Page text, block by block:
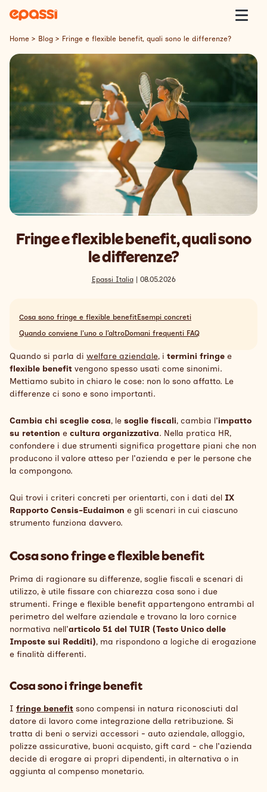
Skip to content
Epassi
Epassi Italia
Welfare
Offerta
Clienti
Insight
Home > Blog > Fringe e flexible benefit, quali sono le differenze?
Fringe e flexible benefit, quali sono
le differenze?
Epassi Italia| 08.05.2026
Cosa sono fringe e flexible benefitEsempi concreti
Quando conviene l’uno o l’altroDomani frequenti FAQ
Quando si parla di welfare aziendale, i termini fringe e
flexible benefit vengono spesso usati come sinonimi.
Mettiamo subito in chiaro le cose: non lo sono affatto. Le
differenze ci sono e sono importanti.
Cambia chi sceglie cosa, le soglie fiscali, cambia l'impatto
su retention e cultura organizzativa. Nella pratica HR,
confondere i due strumenti significa progettare piani che non
producono il valore atteso per l'azienda e per le persone che
la compongono.
Qui trovi i criteri concreti per orientarti, con i dati del IX
Rapporto Censis-Eudaimon e gli scenari in cui ciascuno
strumento funziona davvero.
Cosa sono fringe e flexible benefit
Prima di ragionare su differenze, soglie fiscali e scenari di
utilizzo, è utile fissare con chiarezza cosa sono i due
strumenti. Fringe e flexible benefit appartengono entrambi al
perimetro del welfare aziendale e trovano la loro cornice
normativa nell'articolo 51 del TUIR (Testo Unico delle
Imposte sui Redditi), ma rispondono a logiche di erogazione
e finalità differenti.
Cosa sono i fringe benefit
I fringe benefit sono compensi in natura riconosciuti dal
datore di lavoro come integrazione della retribuzione. Si
tratta di beni o servizi accessori - auto aziendale, alloggio,
polizze assicurative, buoni acquisto, gift card - che l'azienda
decide di erogare ai propri dipendenti, in alternativa o in
aggiunta al compenso monetario.